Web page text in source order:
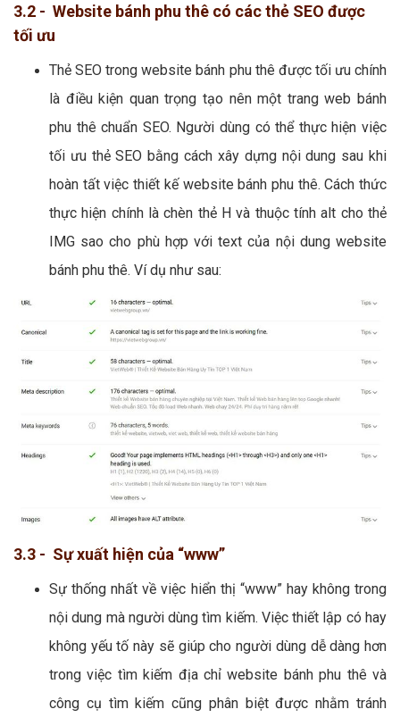
3.2 - Website bánh phu thê có các thẻ SEO được
tối ưu
Thẻ SEO trong website bánh phu thê được tối ưu chính
là điều kiện quan trọng tạo nên một trang web bánh
phu thê chuẩn SEO. Người dùng có thể thực hiện việc
tối ưu thẻ SEO bằng cách xây dựng nội dung sau khi
hoàn tất việc thiết kế website bánh phu thê. Cách thức
thực hiện chính là chèn thẻ H và thuộc tính alt cho thẻ
IMG sao cho phù hợp với text của nội dung website
bánh phu thê. Ví dụ như sau:
3.3 - Sự xuất hiện của “www”
Sự thống nhất về việc hiển thị “www” hay không trong
nội dung mà người dùng tìm kiếm. Việc thiết lập có hay
không yếu tố này sẽ giúp cho người dùng dễ dàng hơn
trong việc tìm kiếm địa chỉ website bánh phu thê và
công cụ tìm kiếm cũng phân biệt được nhằm tránh